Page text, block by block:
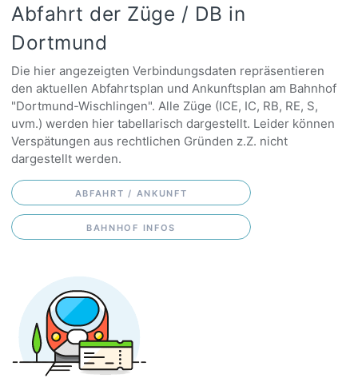
Abfahrt der Züge / DB in
Dortmund
Die hier angezeigten Verbindungsdaten repräsentieren
den aktuellen Abfahrtsplan und Ankunftsplan am Bahnhof
"Dortmund-Wischlingen". Alle Züge (ICE, IC, RB, RE, S,
uvm.) werden hier tabellarisch dargestellt. Leider können
Verspätungen aus rechtlichen Gründen z.Z. nicht
dargestellt werden.
ABFAHRT / ANKUNFT
BAHNHOF INFOS